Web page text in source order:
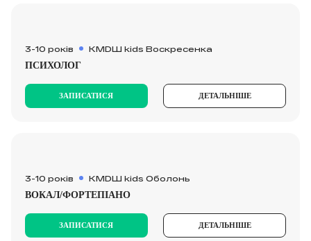
3-10 років KMDШ kids Воскресенка
ПСИХОЛОГ
ЗАПИСАТИСЯ ДЕТАЛЬНІШЕ
3-10 років KMDШ kids Оболонь
ВОКАЛ/ФОРТЕПІАНО
ЗАПИСАТИСЯ ДЕТАЛЬНІШЕ